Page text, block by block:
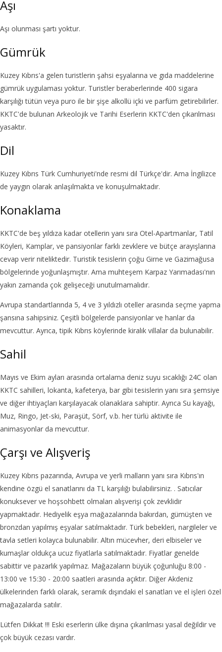
Aşı
Aşı olunması şartı yoktur.
Gümrük
Kuzey Kıbrıs'a gelen turistlerin şahsi eşyalarına ve gıda maddelerine
gümrük uygulaması yoktur. Turistler beraberlerinde 400 sigara
karşılığı tütün veya puro ile bir şişe alkollü içki ve parfüm getirebilirler.
KKTC'de bulunan Arkeolojik ve Tarihi Eserlerin KKTC'den çıkarılması
yasaktır.
Dil
Kuzey Kıbrıs Türk Cumhuriyeti'nde resmi dil Türkçe'dir. Ama İngilizce
de yaygın olarak anlaşılmakta ve konuşulmaktadır.
Konaklama
KKTC'de beş yıldıza kadar otellerin yanı sıra Otel-Apartmanlar, Tatil
Köyleri, Kamplar, ve pansiyonlar farklı zevklere ve bütçe arayışlarına
cevap verir niteliktedir. Turistik tesislerin çoğu Girne ve Gazimağusa
bölgelerinde yoğunlaşmıştır. Ama muhteşem Karpaz Yarımadası'nın
yakın zamanda çok gelişeceği unutulmamalıdır.
Avrupa standartlarında 5, 4 ve 3 yıldızlı oteller arasında seçme yapma
şansına sahipsiniz. Çeşitli bölgelerde pansiyonlar ve hanlar da
mevcuttur. Ayrıca, tipik Kıbrıs köylerinde kiralık villalar da bulunabilir.
Sahil
Mayıs ve Ekim ayları arasında ortalama deniz suyu sıcaklığı 24C olan
KKTC sahilleri, lokanta, kafeterya, bar gibi tesislerin yanı sıra şemsiye
ve diğer ihtiyaçları karşılayacak olanaklara sahiptir. Ayrıca Su kayağı,
Muz, Ringo, Jet-ski, Paraşüt, Sörf, v.b. her türlü aktivite ile
animasyonlar da mevcuttur.
Çarşı ve Alışveriş
Kuzey Kıbrıs pazarında, Avrupa ve yerli malların yanı sıra Kıbrıs'ın
kendine özgü el sanatlarını da TL karşılığı bulabilirsiniz. . Satıcılar
konuksever ve hoşsohbett olmaları alışverişi çok zevklidir
yapmaktadır. Hediyelik eşya mağazalarında bakırdan, gümüşten ve
bronzdan yapılmış eşyalar satılmaktadır. Türk bebekleri, nargileler ve
tavla setleri kolayca bulunabilir. Altın mücevher, deri elbiseler ve
kumaşlar oldukça ucuz fiyatlarla satılmaktadır. Fiyatlar genelde
sabittir ve pazarlık yapılmaz. Mağazaların büyük çoğunluğu 8:00 -
13:00 ve 15:30 - 20:00 saatleri arasında açıktır. Diğer Akdeniz
ülkelerinden farklı olarak, seramik dışındaki el sanatları ve el işleri özel
mağazalarda satılır.
Lütfen Dikkat !!! Eski eserlerin ülke dışına çıkarılması yasal değildir ve
çok büyük cezası vardır.